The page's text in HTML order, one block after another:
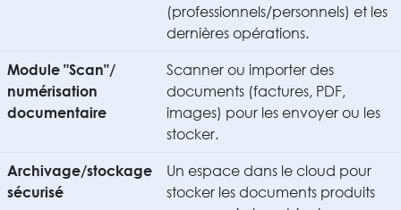
(professionnels/personnels) et les
dernières opérations.
Module "Scan"/
numérisation
documentaire
Scanner ou importer des
documents (factures, PDF,
images) pour les envoyer ou les
stocker.
Archivage/stockage
sécurisé
Un espace dans le cloud pour
stocker les documents produits